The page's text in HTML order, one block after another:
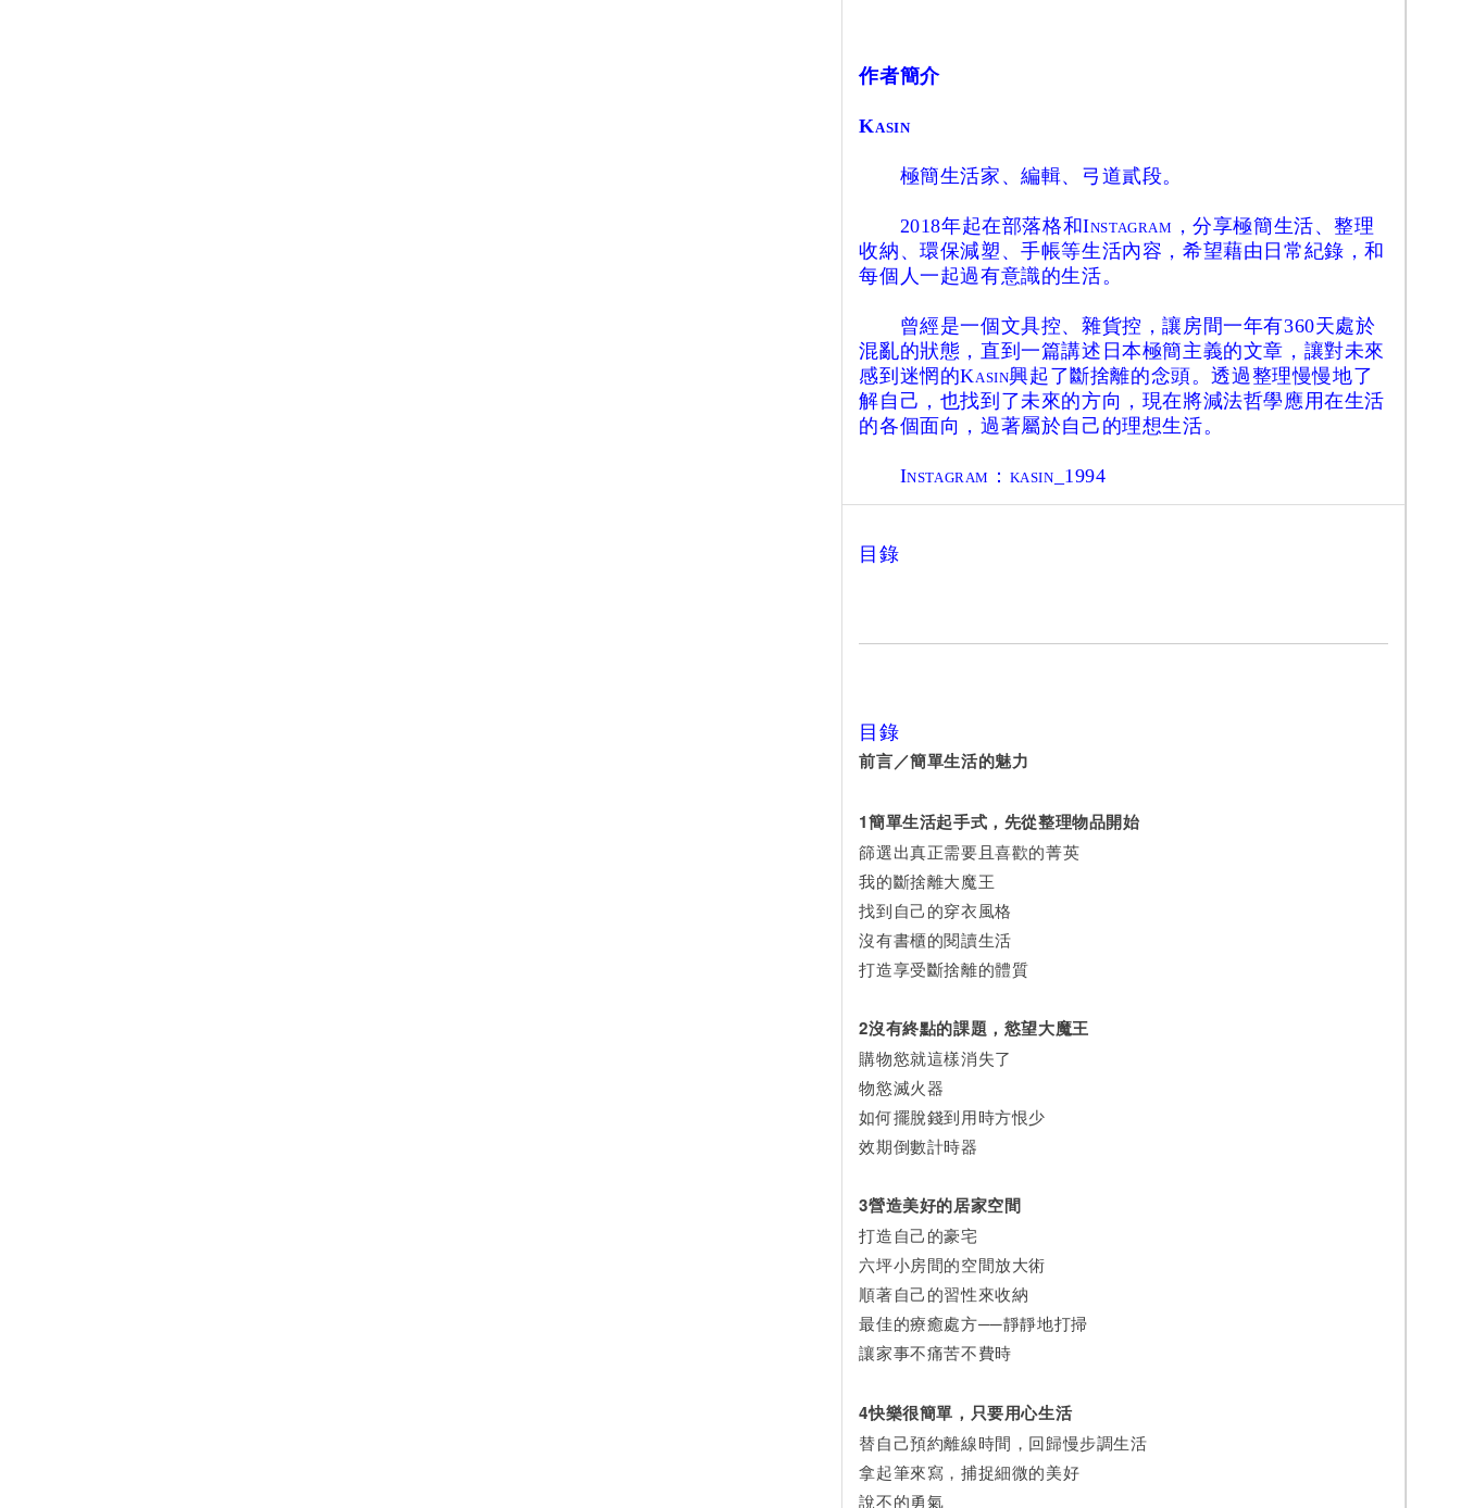
作者簡介
Kasin
極簡生活家、編輯、弓道貳段。
2018年起在部落格和Instagram，分享極簡生活、整理
收納、環保減塑、手帳等生活內容，希望藉由日常紀錄，和
每個人一起過有意識的生活。
曾經是一個文具控、雜貨控，讓房間一年有360天處於
混亂的狀態，直到一篇講述日本極簡主義的文章，讓對未來
感到迷惘的Kasin興起了斷捨離的念頭。透過整理慢慢地了
解自己，也找到了未來的方向，現在將減法哲學應用在生活
的各個面向，過著屬於自己的理想生活。
Instagram：kasin_1994
目錄
目錄
前言／簡單生活的魅力
1簡單生活起手式，先從整理物品開始
篩選出真正需要且喜歡的菁英
我的斷捨離大魔王
找到自己的穿衣風格
沒有書櫃的閱讀生活
打造享受斷捨離的體質
2沒有終點的課題，慾望大魔王
購物慾就這樣消失了
物慾滅火器
如何擺脫錢到用時方恨少
效期倒數計時器
3營造美好的居家空間
打造自己的豪宅
六坪小房間的空間放大術
順著自己的習性來收納
最佳的療癒處方──靜靜地打掃
讓家事不痛苦不費時
4快樂很簡單，只要用心生活
替自己預約離線時間，回歸慢步調生活
拿起筆來寫，捕捉細微的美好
說不的勇氣